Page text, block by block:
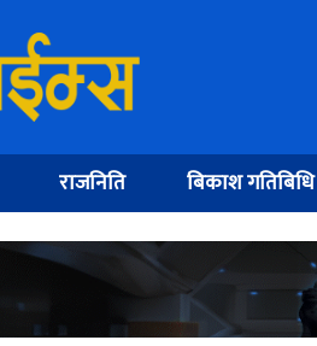
राजनिति बिकाश गतिबिधि